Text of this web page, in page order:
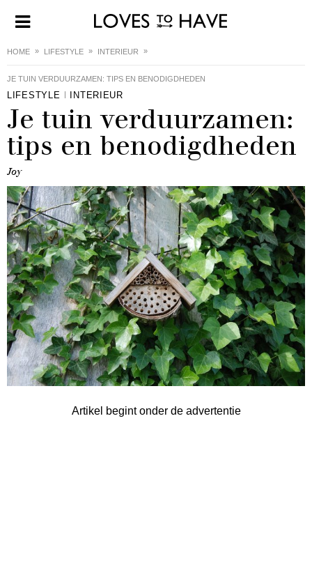
HOME LIFESTYLE INTERIEUR
JE TUIN VERDUURZAMEN: TIPS EN BENODIGDHEDEN
LIFESTYLE INTERIEUR
Je tuin verduurzamen:
tips en benodigdheden
Joy
Artikel begint onder de advertentie